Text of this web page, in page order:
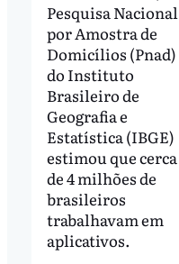
Pesquisa Nacional
por Amostra de
Domicílios (Pnad)
do Instituto
Brasileiro de
Geografia e
Estatística (IBGE)
estimou que cerca
de 4 milhões de
brasileiros
trabalhavam em
aplicativos.